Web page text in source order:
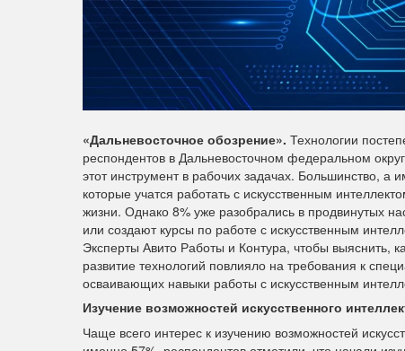
«Дальневосточное обозрение». Технологии
респондентов в Дальневосточном федеральном
этот инструмент в рабочих задачах. Большинство,
которые учатся работать с искусственным
жизни. Однако 8% уже разобрались в продвинутых
или создают курсы по работе с искусственным
Эксперты Авито Работы и Контура, чтобы выяснить,
развитие технологий повлияло на требования к
осваивающих навыки работы с искусственным
Изучение возможностей искусственного
Чаще всего интерес к изучению возможностей